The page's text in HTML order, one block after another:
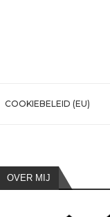
COOKIEBELEID (EU)
OVER MIJ